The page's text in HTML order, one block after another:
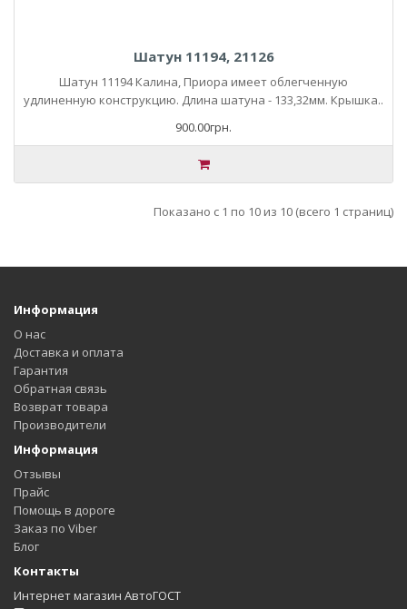
Шатун 11194, 21126
Шатун 11194 Калина, Приора имеет облегченную
удлиненную конструкцию. Длина шатуна - 133,32мм. Крышка..
900.00грн.
Показано с 1 по 10 из 10 (всего 1 страниц)
Информация
О нас
Доставка и оплата
Гарантия
Обратная связь
Возврат товара
Производители
Информация
Отзывы
Прайс
Помощь в дороге
Заказ по Viber
Блог
Контакты
Интернет магазин АвтоГОСТ